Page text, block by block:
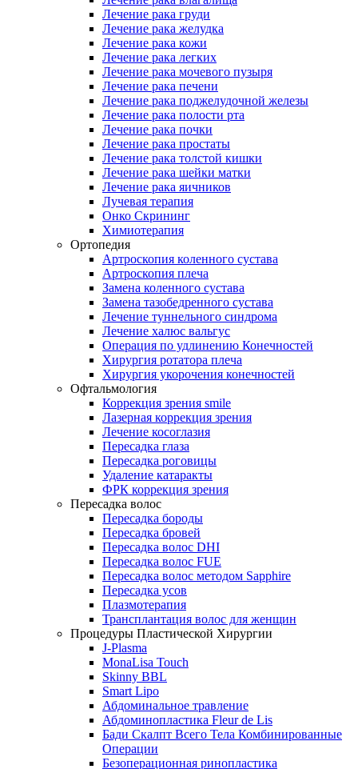
Лечение рака груди
Лечение рака желудка
Лечение рака кожи
Лечение рака легких
Лечение рака мочевого пузыря
Лечение рака печени
Лечение рака поджелудочной железы
Лечение рака полости рта
Лечение рака почки
Лечение рака простаты
Лечение рака толстой кишки
Лечение рака шейки матки
Лечение рака яичников
Лучевая терапия
Онко Скрининг
Химиотерапия
Ортопедия
Артроскопия коленного сустава
Артроскопия плеча
Замена коленного сустава
Замена тазобедренного сустава
Лечение туннельного синдрома
Лечение халюс вальгус
Операция по удлинению Конечностей
Хирургия ротатора плеча
Хирургия укорочения конечностей
Офтальмология
Коррекция зрения smile
Лазерная коррекция зрения
Лечение косоглазия
Пересадка глаза
Пересадка роговицы
Удаление катаракты
ФРК коррекция зрения
Пересадка волос
Пересадка бороды
Пересадка бровей
Пересадка волос DHI
Пересадка волос FUE
Пересадка волос методом Sapphire
Пересадка усов
Плазмотерапия
Трансплантация волос для женщин
Процедуры Пластической Хирургии
J-Plasma
MonaLisa Touch
Skinny BBL
Smart Lipo
Абдоминальное травление
Абдоминопластика Fleur de Lis
Бади Скалпт Всего Тела Комбинированные
Операции
Безоперационная ринопластика